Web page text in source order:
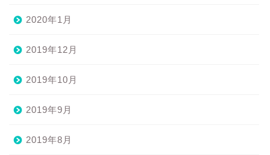
2020年1月
2019年12月
2019年10月
2019年9月
2019年8月